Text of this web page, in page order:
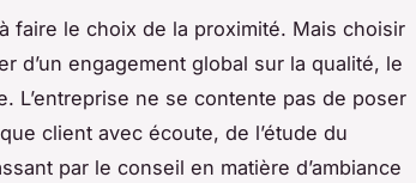
faire le choix de la proximité. Mais choisir
d’un engagement global sur la qualité, le
L’entreprise ne se contente pas de poser
client avec écoute, de l’étude du
par le conseil en matière d’ambiance